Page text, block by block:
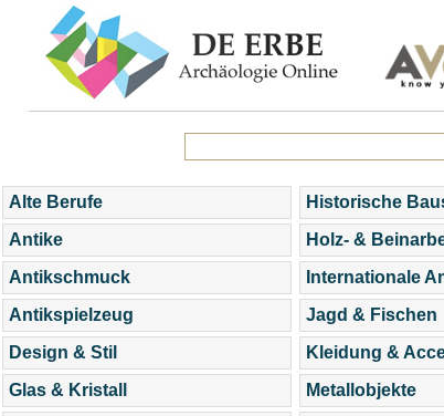
Alte Berufe
Antike
Antikschmuck
Antikspielzeug
Design & Stil
Glas & Kristall
Historische
Holz- &
Internationale
Jagd & Fischen
Kleidung &
Metallobjekte